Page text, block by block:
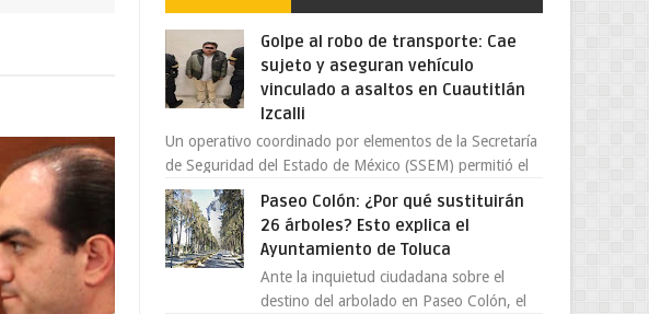
Golpe al robo de transporte: Cae
sujeto y aseguran vehículo
vinculado a asaltos en Cuautitlán
Izcalli
Un operativo coordinado por elementos de la Secretaría
de Seguridad del Estado de México (SSEM) permitió el
aseguramiento de un vehículo vin...
Paseo Colón: ¿Por qué sustituirán
26 árboles? Esto explica el
Ayuntamiento de Toluca
Ante la inquietud ciudadana sobre el
destino del arbolado en Paseo Colón, el